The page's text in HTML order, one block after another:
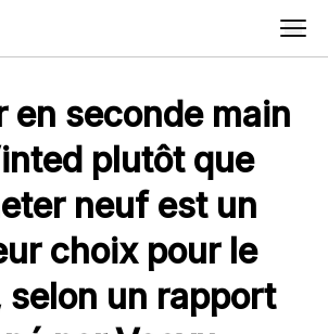
en seconde main
plutôt que
neuf est un
choix pour le
selon un rapport